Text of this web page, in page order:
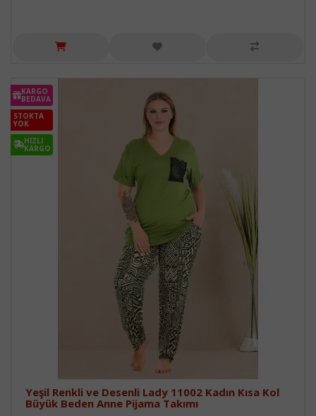
KARGO
BEDAVA
STOKTA
YOK
HIZLI
KARGO
Yeşil Renkli ve Desenli Lady 11002 Kadın Kısa Kol
Büyük Beden Anne Pijama Takımı